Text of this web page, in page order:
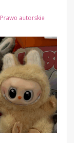
Prawo autorskie